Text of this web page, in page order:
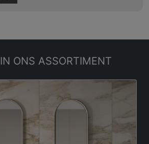
IN ONS ASSORTIMENT